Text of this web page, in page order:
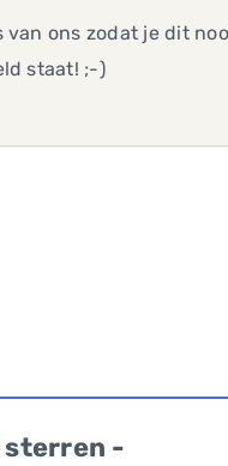
ons zodat je dit
staat! ;-)
sterren -